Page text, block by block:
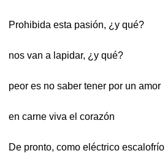
Prohibida esta pasión, ¿y qué?
nos van a lapidar, ¿y qué?
peor es no saber tener por un amor
en carne viva el corazón
De pronto, como eléctrico escalofrío